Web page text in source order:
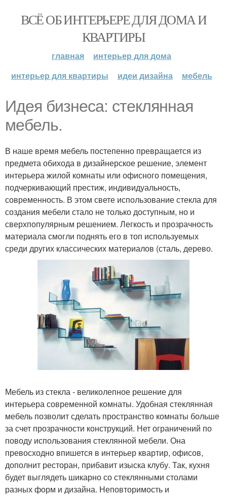
ВСЁ ОБ ИНТЕРЬЕРЕ ДЛЯ ДОМА И
КВАРТИРЫ
главная
интерьер для дома
интерьер для квартиры
идеи дизайна мебель
Идея бизнеса: стеклянная
мебель.
В наше время мебель постепенно превращается из
предмета обихода в дизайнерское решение, элемент
интерьера жилой комнаты или офисного помещения,
подчеркивающий престиж, индивидуальность,
современность. В этом свете использование стекла для
создания мебели стало не только доступным, но и
сверхпопулярным решением. Легкость и прозрачность
материала смогли поднять его в топ используемых
среди других классических материалов (сталь, дерево.
Мебель из стекла - великолепное решение для
интерьера современной комнаты. Удобная стеклянная
мебель позволит сделать пространство комнаты больше
за счет прозрачности конструкций. Нет ограничений по
поводу использования стеклянной мебели. Она
превосходно впишется в интерьер квартир, офисов,
дополнит ресторан, прибавит изыска клубу. Так, кухня
будет выглядеть шикарно со стеклянными столами
разных форм и дизайна. Неповторимость и